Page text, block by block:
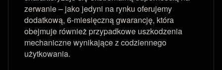
zerwanie – jako jedyni na rynku oferujemy
dodatkową, 6-miesięczną gwarancję, która
obejmuje również przypadkowe uszkodzenia
mechaniczne wynikające z codziennego
użytkowania.